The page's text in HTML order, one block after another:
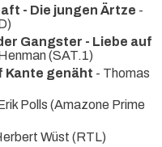
- Die jungen Ärtze -
Gangster - Liebe auf
(SAT.1)
Kante genäht - Thomas
Polls (Amazone Prime
Wüst (RTL)